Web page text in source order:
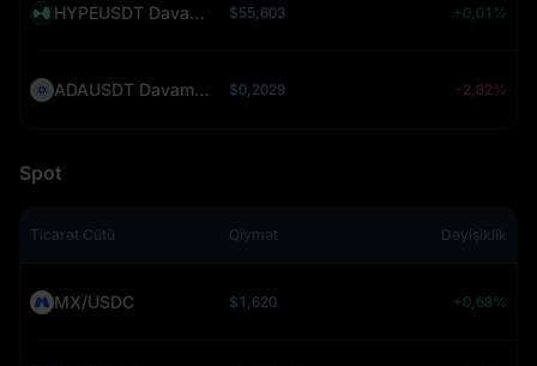
HYPEUSDT Davamlı (HYPE) $55,603 +0,01%
ADAUSDT Davamlı (ADA) $0,2029 -2,82%
Spot
Ticarət Cütü Qiymət Dəyişiklik
MX/USDC $1,620 +0,68%